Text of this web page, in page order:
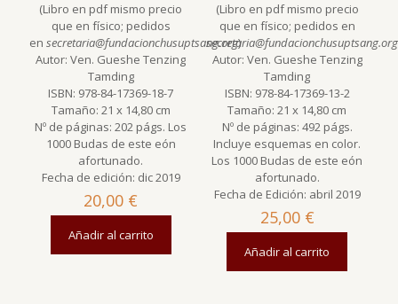
(Libro en pdf mismo precio
que en físico; pedidos
en secretaria@fundacionchusuptsang.org)
Autor: Ven. Gueshe Tenzing
Tamding
ISBN: 978-84-17369-18-7
Tamaño: 21 x 14,80 cm
Nº de páginas: 202 págs. Los
1000 Budas de este eón
afortunado.
Fecha de edición: dic 2019
20,00 €
Añadir al carrito
(Libro en pdf mismo precio
que en físico; pedidos en
secretaria@fundacionchusuptsang.org
Autor: Ven. Gueshe Tenzing
Tamding
ISBN: 978-84-17369-13-2
Tamaño: 21 x 14,80 cm
Nº de páginas: 492 págs.
Incluye esquemas en color.
Los 1000 Budas de este eón
afortunado.
Fecha de Edición: abril 2019
25,00 €
Añadir al carrito